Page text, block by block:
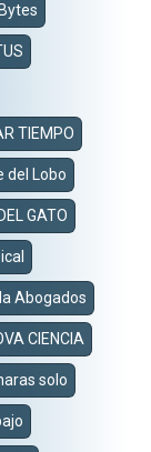
TIEMPO
del Lobo
GATO
Abogados
CIENCIA
solo